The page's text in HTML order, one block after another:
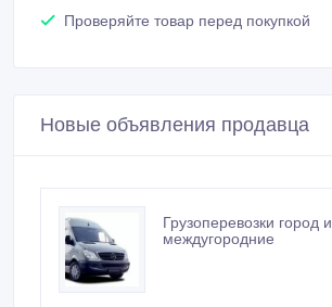
Проверяйте товар перед покупкой
Новые объявления продавца
Грузоперевозки город и
междугородние